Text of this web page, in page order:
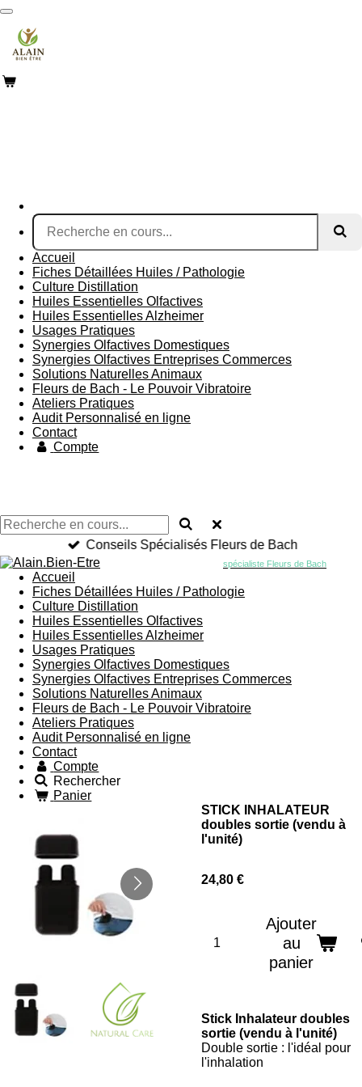
Passer
au
contenu
principal
Accueil
Fiches Détaillées Huiles / Pathologie
Culture Distillation
Huiles Essentielles Olfactives
Huiles Essentielles Alzheimer
Usages Pratiques
Synergies Olfactives Domestiques
Synergies Olfactives Entreprises Commerces
Solutions Naturelles Animaux
Fleurs de Bach - Le Pouvoir Vibratoire
Ateliers Pratiques
Audit Personnalisé en ligne
Contact
Compte
Conseils Spécialisés Fleurs de Bach
spécialiste Fleurs de Bach
Accueil
Fiches Détaillées Huiles / Pathologie
Culture Distillation
Huiles Essentielles Olfactives
Huiles Essentielles Alzheimer
Usages Pratiques
Synergies Olfactives Domestiques
Synergies Olfactives Entreprises Commerces
Solutions Naturelles Animaux
Fleurs de Bach - Le Pouvoir Vibratoire
Ateliers Pratiques
Audit Personnalisé en ligne
Contact
Compte
Rechercher
Panier
STICK INHALATEUR
doubles sortie (vendu à
l'unité)
24,80 €
Ajouter
au
panier
Stick Inhalateur doubles
sortie (vendu à l'unité)
Double sortie : l'idéal pour
l'inhalation